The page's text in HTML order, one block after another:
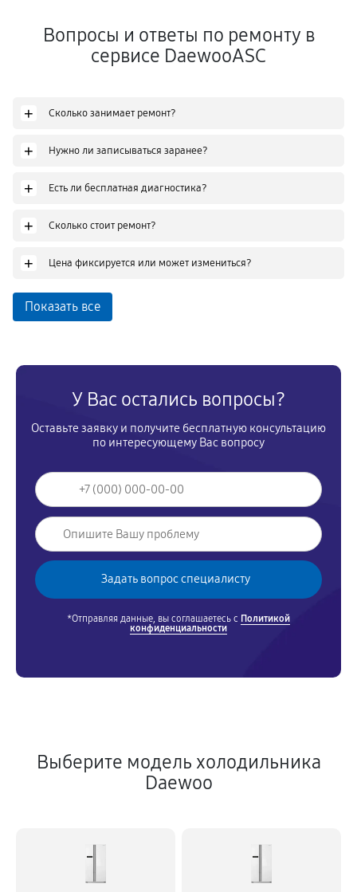
Вопросы и ответы по ремонту в
сервисе DaewooASC
+ Сколько занимает ремонт?
+ Нужно ли записываться заранее?
+ Есть ли бесплатная диагностика?
+ Сколько стоит ремонт?
+ Цена фиксируется или может измениться?
Показать все
У Вас остались вопросы?
Оставьте заявку и получите бесплатную консультацию
по интересующему Вас вопросу
*Отправляя данные, вы соглашаетесь с Политикой
конфиденциальности
Выберите модель холодильника
Daewoo